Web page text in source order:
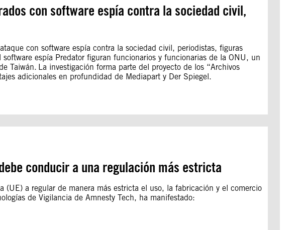
con software espía contra la sociedad civil,
con software espía contra la sociedad civil, periodistas, figuras
espía Predator figuran funcionarios y funcionarias de la ONU, un
Taiwán. La investigación forma parte del proyecto de los “Archivos
adicionales en profundidad de Mediapart y Der Spiegel.
conducir a una regulación más estricta
a regular de manera más estricta el uso, la fabricación y el comercio
de Vigilancia de Amnesty Tech, ha manifestado: